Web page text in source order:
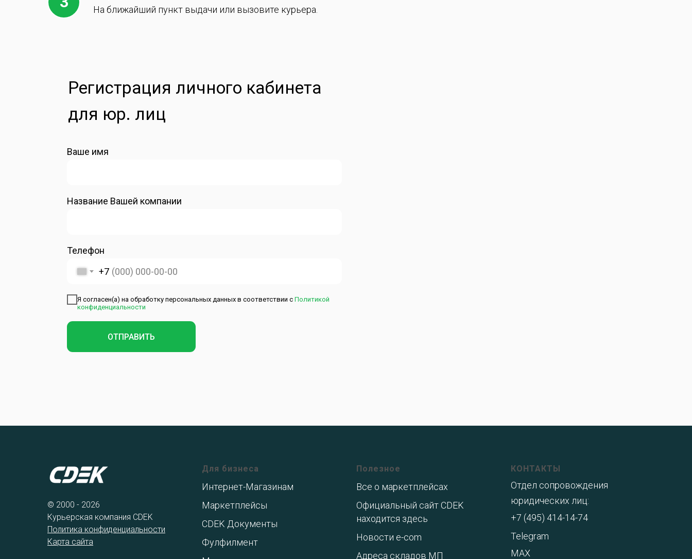
На ближайший пункт выдачи или вызовите курьера.
Регистрация личного кабинета
для юр. лиц
Ваше имя
Название Вашей компании
Телефон
+7
Я согласен(а) на обработку персональных данных в соответствии с Политикой
конфиденциальности
ОТПРАВИТЬ
© 2000 - 2026
Курьерская компания CDEK
Политика конфиденциальности
Карта сайта
Для бизнеса
Интернет-Магазинам
Маркетплейсы
CDEK Документы
Фулфилмент
Полезное
Все о маркетплейсах
Официальный сайт CDEK
находится здесь
Новости e-com
Адреса складов МП
КОНТАКТЫ
Отдел сопровождения
юридических лиц:
+7 (495) 414-14-74
Telegram
MAX